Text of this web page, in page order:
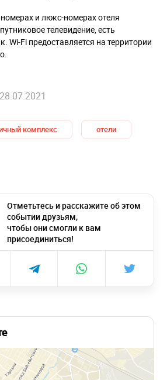
и люкс-номерах отеля
телевидение, есть
Wi-Fi предоставляется на территории
комплекс отели
Отметьтесь и расскажите об этом
событии друзьям,
чтобы они смогли к вам
присоединиться!